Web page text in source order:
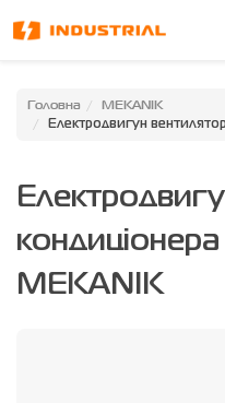
Головна
Категорії
Головна MEKANIK
Електродвигун
MEKANIK